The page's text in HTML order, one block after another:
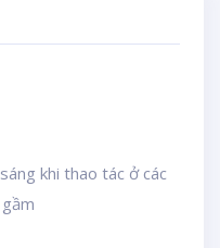
khi thao tác ở các